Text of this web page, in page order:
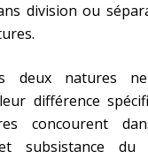
division ou
deux natures
différence
concourent
subsistance du